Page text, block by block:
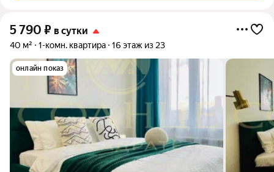
5 790 ₽ в сутки
40 м² 1-комн. квартира 16 этаж из 23
онлайн показ